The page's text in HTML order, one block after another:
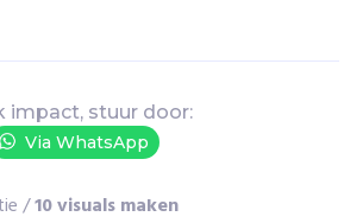
impact, stuur door:
Via WhatsApp
/10 visuals maken